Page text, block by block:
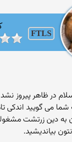
FTLS
می گویید اندکی
به دین زرتشت
بیاندیشید.